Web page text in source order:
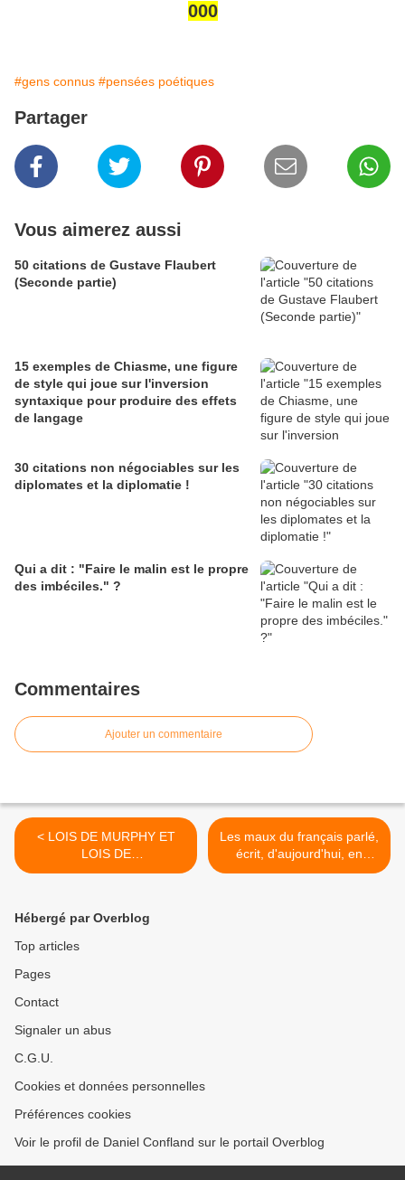
000
#gens connus #pensées poétiques
Partager
Vous aimerez aussi
50 citations de Gustave Flaubert
(Seconde partie)
15 exemples de Chiasme, une figure
de style qui joue sur l'inversion
syntaxique pour produire des effets
de langage
30 citations non négociables sur les
diplomates et la diplomatie !
Qui a dit : "Faire le malin est le propre
des imbéciles." ?
Commentaires
Ajouter un commentaire
< LOIS DE MURPHY ET
LOIS DE
"L'EMMERDEMENT
NATURES !
Les maux du français parlé,
écrit, d'aujourd'hui, en
quelques citations
Hébergé par Overblog
Top articles
Pages
Contact
Signaler un abus
C.G.U.
Cookies et données personnelles
Préférences cookies
Voir le profil de Daniel Confland sur le portail Overblog